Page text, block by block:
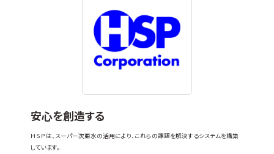
安心を創造する
ＨＳＰは、スーパー次亜水の活用により、これらの課題を解決するシステムを構築
しています。